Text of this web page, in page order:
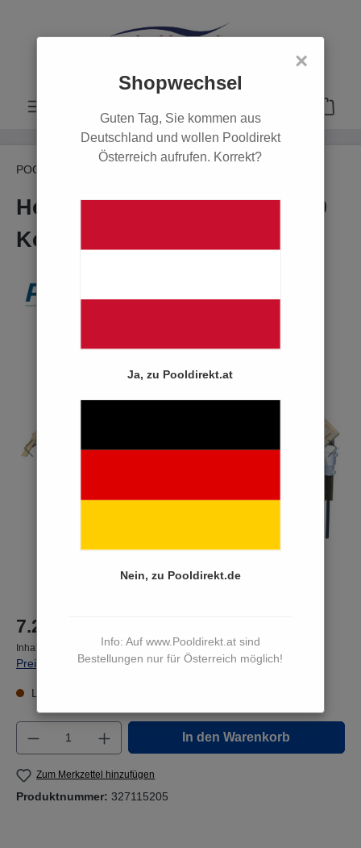
×
Shopwechsel
Guten Tag, Sie kommen aus
Deutschland und wollen Pooldirekt
Österreich aufrufen. Korrekt?
Ja, zu Pooldirekt.at
Nein, zu Pooldirekt.de
Info: Auf www.Pooldirekt.at sind
Bestellungen nur für Österreich möglich!
POOL
Holzpool TROPIC OCTO+ 540
Komplettset
7.299,00 €*
Inhalt:
Preise inkl. MwSt. zzgl. Versandkosten
Lieferzeit 15 bis 17 Werktage
Produkt Anzahl: Gib den gewünschten
In den Warenkorb
Zum Merkzettel hinzufügen
Produktnummer: 327115205